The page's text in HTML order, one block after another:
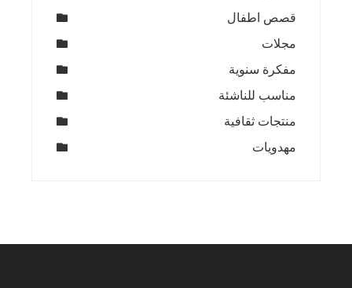
قصص اطفال
مجلات
مفكرة سنوية
مناسب للناشئة
منتجات ثقافية
مهدويات